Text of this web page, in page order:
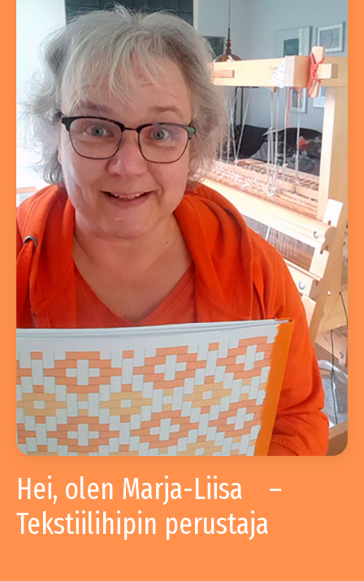
Hei, olen Marja-Liisa –
Tekstiilihipin perustaja